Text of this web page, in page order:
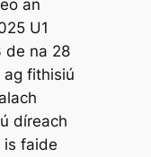
an
U1
de na 28
ag fithisiú
díreach
is faide